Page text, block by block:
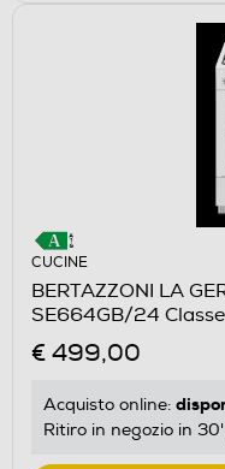
CUCINE
BERTAZZONI LA
SE664GB/24
€ 499,00
Acquisto online:
Ritiro in negozio in